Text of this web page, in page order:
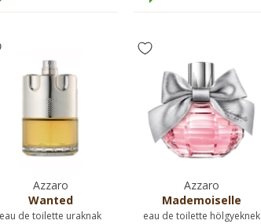
Azzaro
Wanted
eau de toilette uraknak
Azzaro
Mademoiselle
eau de toilette hölgyeknek